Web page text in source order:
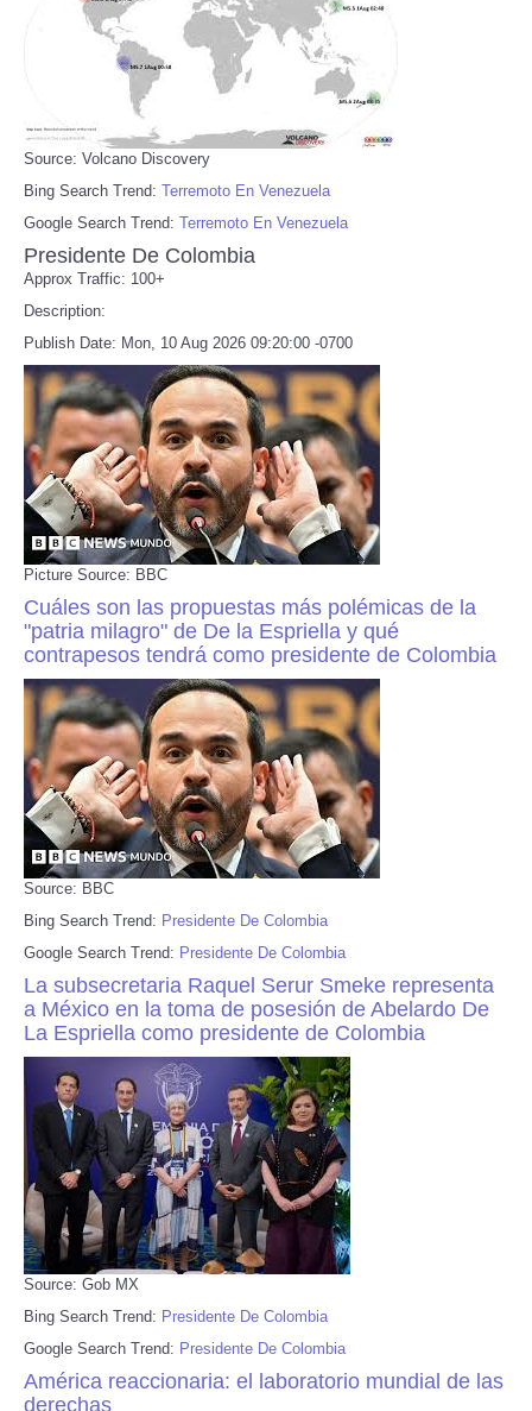
Source: Volcano Discovery
Bing Search Trend: Terremoto En Venezuela
Google Search Trend: Terremoto En Venezuela
Presidente De Colombia
Approx Traffic: 100+
Description:
Publish Date: Mon, 10 Aug 2026 09:20:00 -0700
Picture Source: BBC
Cuáles son las propuestas más polémicas de la
"patria milagro" de De la Espriella y qué
contrapesos tendrá como presidente de Colombia
Source: BBC
Bing Search Trend: Presidente De Colombia
Google Search Trend: Presidente De Colombia
La subsecretaria Raquel Serur Smeke representa
a México en la toma de posesión de Abelardo De
La Espriella como presidente de Colombia
Source: Gob MX
Bing Search Trend: Presidente De Colombia
Google Search Trend: Presidente De Colombia
América reaccionaria: el laboratorio mundial de las
derechas